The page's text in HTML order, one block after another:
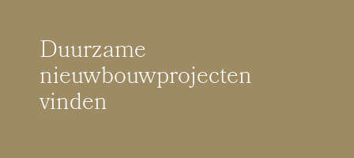
Duurzame
nieuwbouwprojecten
vinden